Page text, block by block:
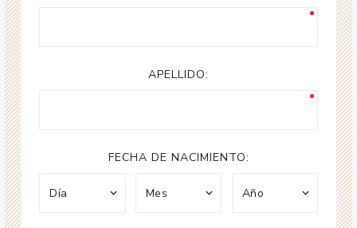
APELLIDO:
FECHA DE NACIMIENTO: